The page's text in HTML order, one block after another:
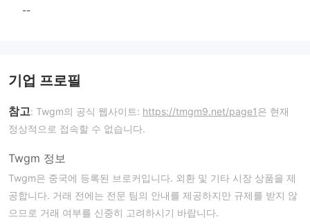
--
기업 프로필
참고: Twgm의 공식 웹사이트: https://tmgm9.net/page1은 현재
정상적으로 접속할 수 없습니다.
Twgm 정보
Twgm은 중국에 등록된 브로커입니다. 외환 및 기타 시장 상품을 제
공합니다. 거래 전에는 전문 팀의 안내를 제공하지만 규제를 받지 않
으므로 거래 여부를 신중히 고려하시기 바랍니다.